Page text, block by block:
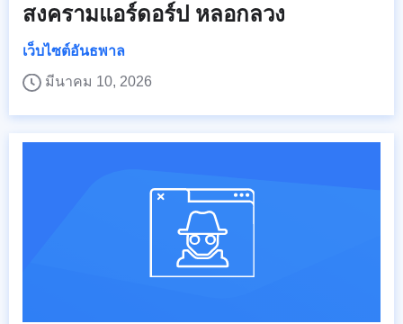
สงครามแอร์ดอร์ป หลอกลวง
เว็บไซต์อันธพาล
มีนาคม 10, 2026